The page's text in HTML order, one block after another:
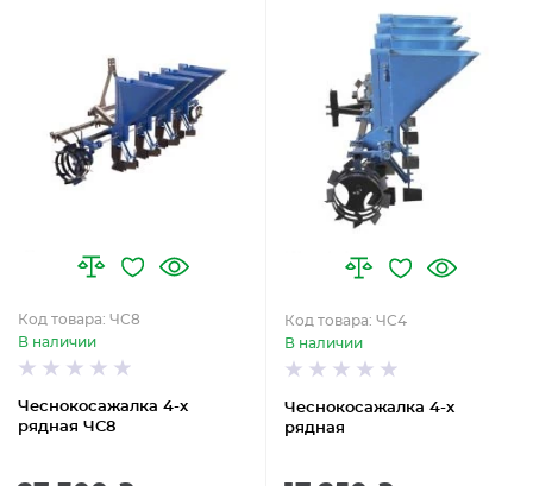
Чеснокосажалка 4-х
рядная ЧС8
Код товара: ЧС8
В наличии
Чеснокосажалка 4-х
рядная
Код товара: ЧС4
В наличии